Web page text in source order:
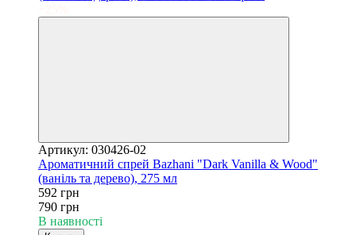
Артикул: 030426-02
Ароматичний спрей Bazhani "Dark Vanilla & Wood"
(ваніль та дерево), 275 мл
592 грн
790 грн
В наявності